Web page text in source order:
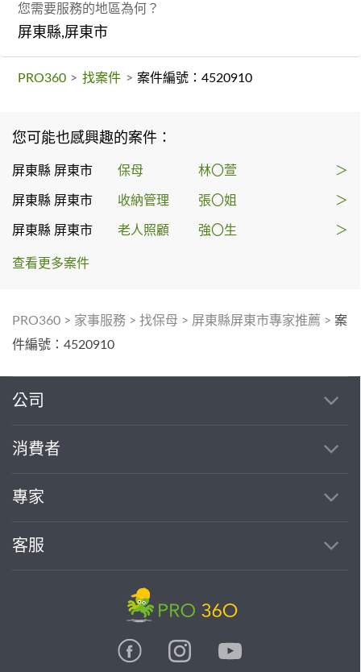
您需要服務的地區為何？
屏東縣,屏東市
PRO360 > 找案件 > 案件編號：4520910
您可能也感興趣的案件：
屏東縣 屏東市 保母 林〇萱 ＞
屏東縣 屏東市 收納管理 張〇姐 ＞
屏東縣 屏東市 老人照顧 強〇生 ＞
查看更多案件
PRO360 > 家事服務 > 找保母 > 屏東縣屏東市專家推薦 > 案
件編號：4520910
公司
消費者
專家
客服